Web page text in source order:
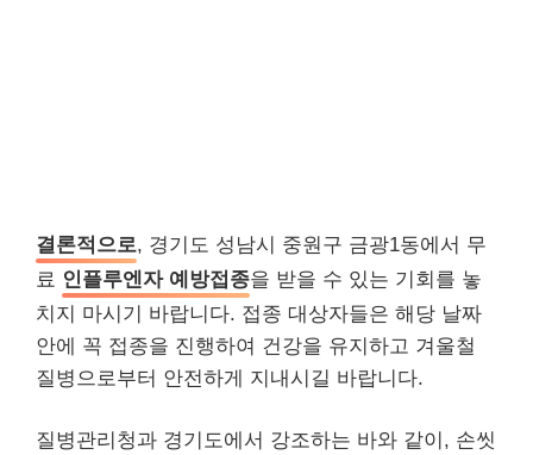
결론적으로, 경기도 성남시 중원구 금광1동에서 무
료 인플루엔자 예방접종을 받을 수 있는 기회를 놓
치지 마시기 바랍니다. 접종 대상자들은 해당 날짜
안에 꼭 접종을 진행하여 건강을 유지하고 겨울철
질병으로부터 안전하게 지내시길 바랍니다.
질병관리청과 경기도에서 강조하는 바와 같이, 손씻